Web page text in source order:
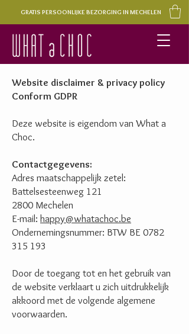
GRATIS PERSOONLIJKE BEZORGING IN MECHELEN
Website disclaimer & privacy policy
Conform GDPR
Deze website is eigendom van What a
Choc.
Contactgegevens:
Adres maatschappelijk zetel:
Battelsesteenweg 121
2800 Mechelen
E-mail: happy@whatachoc.be
Ondernemingsnummer: BTW BE 0782
315 193
Door de toegang tot en het gebruik van
de website verklaart u zich uitdrukkelijk
akkoord met de volgende algemene
voorwaarden.